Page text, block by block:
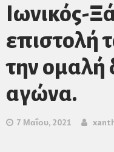
Ιωνικός-
επιστολή
την ομαλή
αγώνα.
7 Μαΐου, 2021